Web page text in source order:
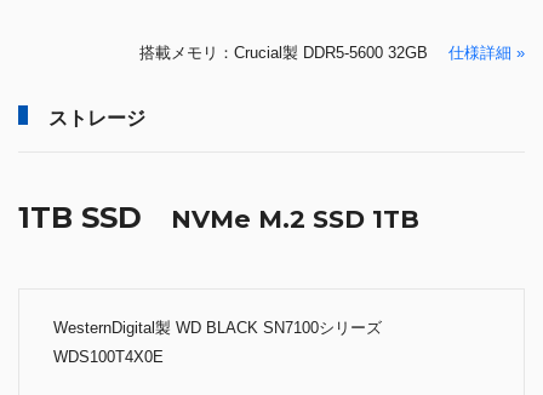
搭載メモリ：Crucial製 DDR5-5600 32GB 仕様詳細 »
ストレージ
1TB SSD NVMe M.2 SSD 1TB
WesternDigital製 WD BLACK SN7100シリーズ
WDS100T4X0E